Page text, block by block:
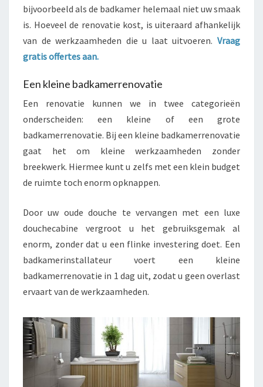
bijvoorbeeld als de badkamer helemaal niet uw smaak
is. Hoeveel de renovatie kost, is uiteraard afhankelijk
van de werkzaamheden die u laat uitvoeren. Vraag
gratis offertes aan.
Een kleine badkamerrenovatie
Een renovatie kunnen we in twee categorieën
onderscheiden: een kleine of een grote
badkamerrenovatie. Bij een kleine badkamerrenovatie
gaat het om kleine werkzaamheden zonder
breekwerk. Hiermee kunt u zelfs met een klein budget
de ruimte toch enorm opknappen.
Door uw oude douche te vervangen met een luxe
douchecabine vergroot u het gebruiksgemak al
enorm, zonder dat u een flinke investering doet. Een
badkamerinstallateur voert een kleine
badkamerrenovatie in 1 dag uit, zodat u geen overlast
ervaart van de werkzaamheden.